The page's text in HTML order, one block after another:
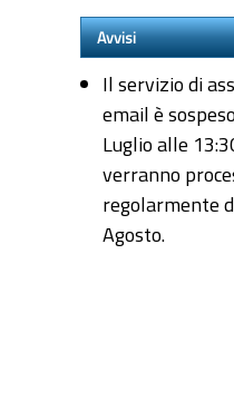
Avvisi
Il servizio di
email è
Luglio alle
verranno
regolarmente
Agosto.